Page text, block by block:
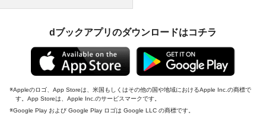
dブックアプリのダウンロードはコチラ
Appleのロゴ、App Storeは、米国もしくはその他の国や地域におけるApple Inc.の商標で
す。App Storeは、Apple Inc.のサービスマークです。
Google Play および Google Play ロゴは Google LLC の商標です。